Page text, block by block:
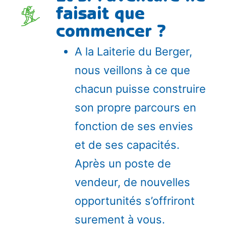
faisait que
commencer ?
A la Laiterie du Berger,
nous veillons à ce que
chacun puisse construire
son propre parcours en
fonction de ses envies
et de ses capacités.
Après un poste de
vendeur, de nouvelles
opportunités s’offriront
surement à vous.